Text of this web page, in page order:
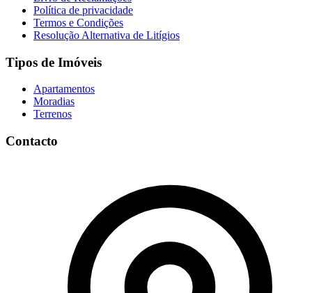
Política de privacidade
Termos e Condições
Resolução Alternativa de Litígios
Tipos de Imóveis
Apartamentos
Moradias
Terrenos
Contacto